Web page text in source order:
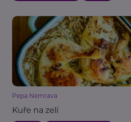
Pepa Nemrava
Kuře na zelí